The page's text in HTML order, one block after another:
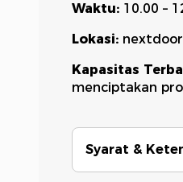
Waktu:10.00 –
Lokasi:nextdoor
Kapasitas
menciptakan
Syarat &